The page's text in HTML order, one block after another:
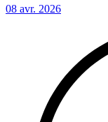
08 avr. 2026